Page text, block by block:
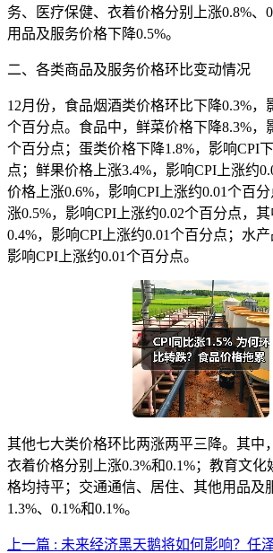
务、医疗保健、衣着价格分别上涨0.8%、
用品及服务价格下降0.5%。
二、各类商品及服务价格环比变动情况
12月份，食品烟酒类价格环比下降0.3%，
个百分点。食品中，鲜菜价格下降8.3%，
个百分点；蛋类价格下降1.8%，影响CPI
点；鲜果价格上涨3.4%，影响CPI上涨约
价格上涨0.6%，影响CPI上涨约0.01个百
涨0.5%，影响CPI上涨约0.02个百分点，
0.4%，影响CPI上涨约0.01个百分点；水产
影响CPI上涨约0.01个百分点。
其他七大类价格环比两涨两平三降。其中
衣着价格分别上涨0.3%和0.1%；教育文
格均持平；交通通信、居住、其他用品及
1.3%、0.1%和0.1%。
上一篇 : 未来经济黑天鹅将如何影响？任